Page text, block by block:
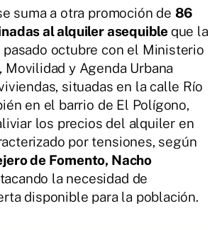
suma a otra promoción de 86
al alquiler asequible que la
pasado octubre con el Ministerio
Movilidad y Agenda Urbana
situadas en la calle Río
en el barrio de El Polígono,
los precios del alquiler en
por tensiones, según
de Fomento, Nacho
la necesidad de
disponible para la población.